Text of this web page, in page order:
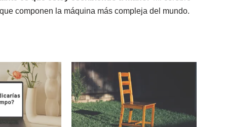
componen la máquina más compleja del mundo.